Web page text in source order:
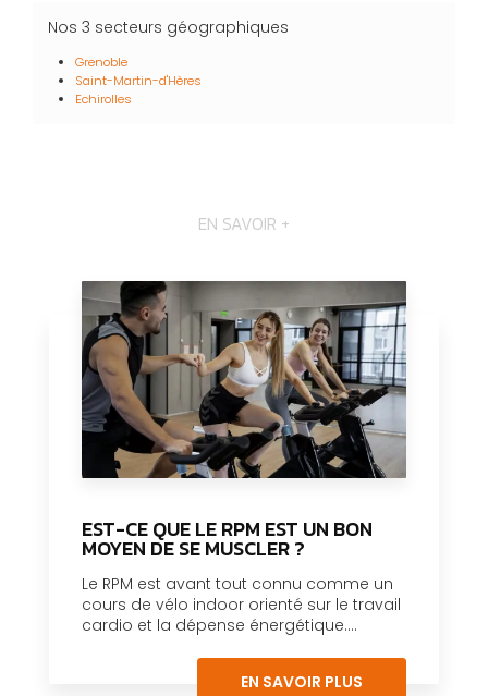
Nos 3 secteurs géographiques
Grenoble
Saint-Martin-d'Hères
Echirolles
EN SAVOIR +
EST-CE QUE LE RPM EST UN BON
MOYEN DE SE MUSCLER ?
Le RPM est avant tout connu comme un
cours de vélo indoor orienté sur le travail
cardio et la dépense énergétique....
EN SAVOIR PLUS